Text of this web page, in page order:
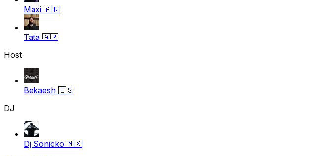
Maxi 🇦🇷
Tata 🇦🇷
Host
Bekaesh 🇪🇸
DJ
Dj Sonicko 🇲🇽